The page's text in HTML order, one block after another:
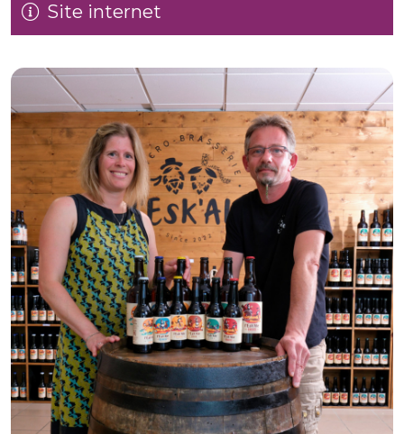
Site internet